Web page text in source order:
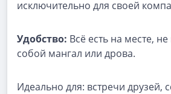
исключительно для своей
Удобство: Всё есть на месте,
собой мангал или дрова.
Идеально для: встречи друзей,